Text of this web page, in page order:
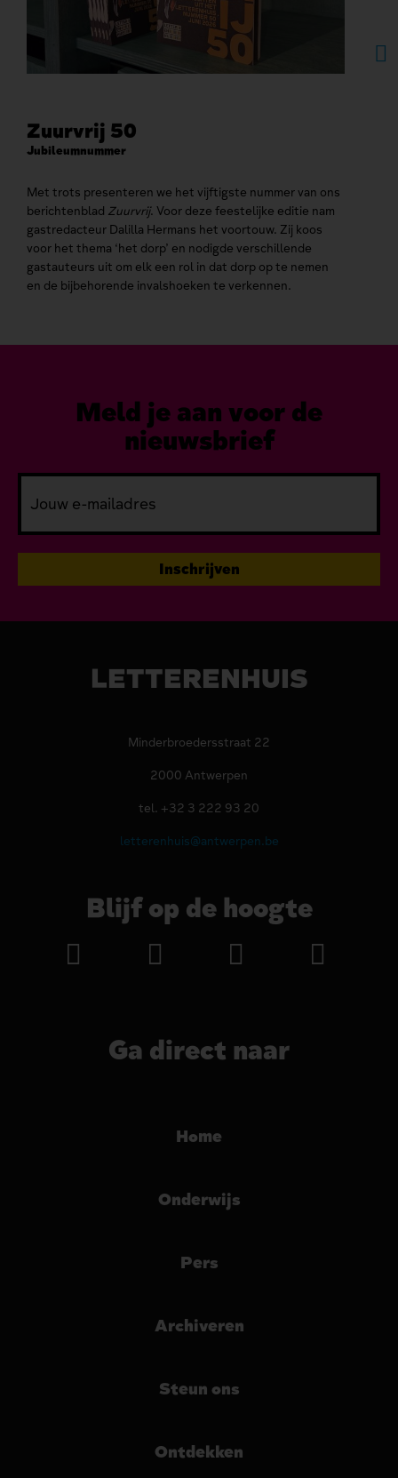
Zuurvrij 50
Jubileumnummer
Met trots presenteren we het vijftigste nummer van ons
berichtenblad Zuurvrij. Voor deze feestelijke editie nam
gastredacteur Dalilla Hermans het voortouw. Zij koos
voor het thema ‘het dorp’ en nodigde verschillende
gastauteurs uit om elk een rol in dat dorp op te nemen
en de bijbehorende invalshoeken te verkennen.
Meld je aan voor de
nieuwsbrief
LETTERENHUIS
Minderbroedersstraat 22
2000 Antwerpen
tel. +32 3 222 93 20
letterenhuis@antwerpen.be
Blijf op de hoogte
Ga direct naar
Home
Onderwijs
Pers
Archiveren
Steun ons
Ontdekken